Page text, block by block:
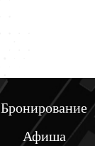
Бронирование
Афиша